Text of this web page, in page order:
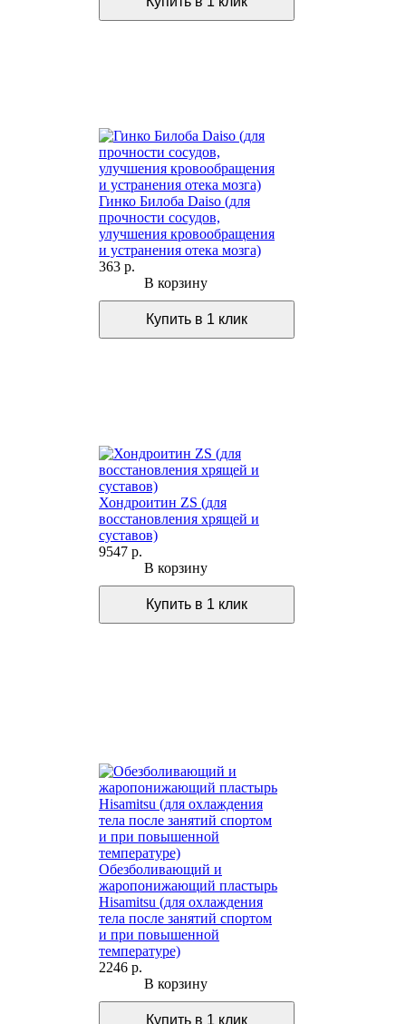
Гинко Билоба Daiso (для
прочности сосудов,
улучшения кровообращения
и устранения отека мозга)
363 р.
В корзину
Хондроитин ZS (для
восстановления хрящей и
суставов)
9547 р.
В корзину
Обезболивающий и
жаропонижающий пластырь
Hisamitsu (для охлаждения
тела после занятий спортом
и при повышенной
температуре)
2246 р.
В корзину